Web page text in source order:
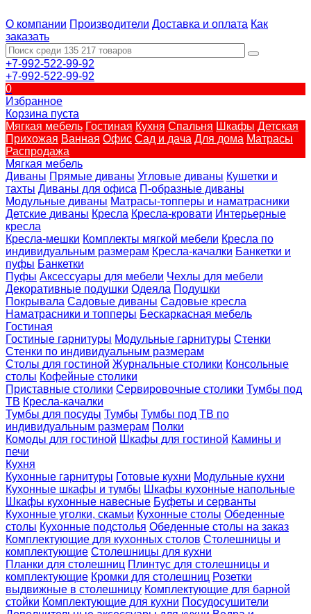
О компании Производители Доставка и оплата Как
заказать
+7-992-522-99-92
+7-992-522-99-92
0
Избранное
Корзина пуста
Мягкая мебель Гостиная Кухня Спальня Шкафы Детская
Прихожая Ванная Офис Сад и дача Для дома Матрасы
Распродажа
Мягкая мебель
Диваны Прямые диваны Угловые диваны Кушетки и
тахты Диваны для офиса П-образные диваны
Модульные диваны Матрасы-топперы и наматрасники
Детские диваны Кресла Кресла-кровати Интерьерные
кресла
Кресла-мешки Комплекты мягкой мебели Кресла по
индивидуальным размерам Кресла-качалки Банкетки и
пуфы Банкетки
Пуфы Аксессуары для мебели Чехлы для мебели
Декоративные подушки Одеяла Подушки
Покрывала Садовые диваны Садовые кресла
Наматрасники и топперы Бескаркасная мебель
Гостиная
Гостиные гарнитуры Модульные гарнитуры Стенки
Стенки по индивидуальным размерам
Столы для гостиной Журнальные столики Консольные
столы Кофейные столики
Приставные столики Сервировочные столики Тумбы под
ТВ Кресла-качалки
Тумбы для посуды Тумбы Тумбы под ТВ по
индивидуальным размерам Полки
Комоды для гостиной Шкафы для гостиной Камины и
печи
Кухня
Кухонные гарнитуры Готовые кухни Модульные кухни
Кухонные шкафы и тумбы Шкафы кухонные напольные
Шкафы кухонные навесные Буфеты и серванты
Кухонные уголки, скамьи Кухонные столы Обеденные
столы Кухонные подстолья Обеденные столы на заказ
Комплектующие для кухонных столов Столешницы и
комплектующие Столешницы для кухни
Планки для столешниц Плинтус для столешницы и
комплектующие Кромки для столешниц Розетки
выдвижные в столешницу Комплектующие для барной
стойки Комплектующие для кухни Посудосушители